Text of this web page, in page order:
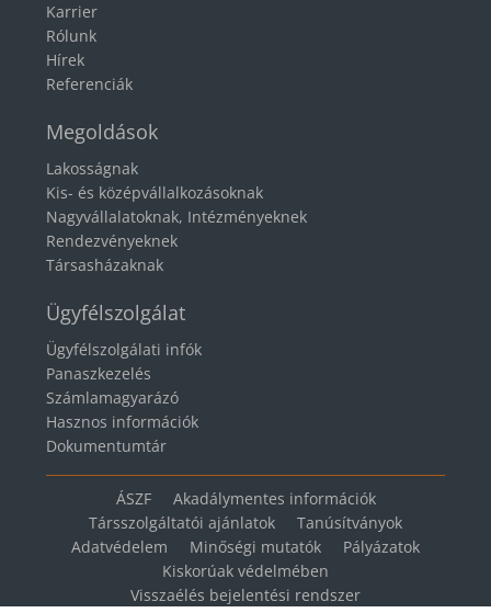
Karrier
Rólunk
Hírek
Referenciák
Megoldások
Lakosságnak
Kis- és középvállalkozásoknak
Nagyvállalatoknak, Intézményeknek
Rendezvényeknek
Társasházaknak
Ügyfélszolgálat
Ügyfélszolgálati infók
Panaszkezelés
Számlamagyarázó
Hasznos információk
Dokumentumtár
ÁSZF
Akadálymentes információk
Társszolgáltatói ajánlatok
Tanúsítványok
Adatvédelem
Minőségi mutatók
Pályázatok
Kiskorúak védelmében
Visszaélés bejelentési rendszer